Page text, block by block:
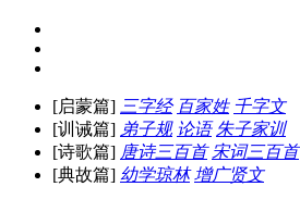
[启蒙篇] 三字经 百家姓 千字文
[训诫篇] 弟子规 论语 朱子家训
[诗歌篇] 唐诗三百首 宋词三百首
[典故篇] 幼学琼林 增广贤文